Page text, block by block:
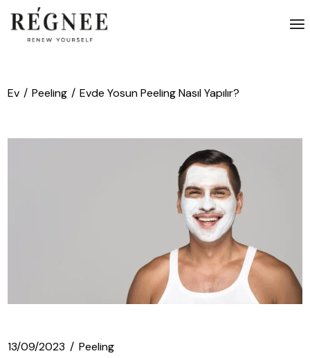
atla
Ev Peeling Evde Yosun Peeling Nasıl Yapılır?
13/09/2023 Peeling